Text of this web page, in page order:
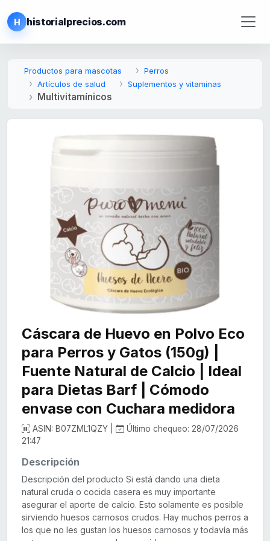
H historialprecios.com
Productos para mascotas
Perros
Artículos de salud
Suplementos y vitaminas
Multivitamínicos
Cáscara de Huevo en Polvo Eco
para Perros y Gatos (150g) |
Fuente Natural de Calcio | Ideal
para Dietas Barf | Cómodo
envase con Cuchara medidora
ASIN: B07ZML1QZY |
Último chequeo: 28/07/2026
21:47
Descripción
Descripción del producto Si está dando una dieta
natural cruda o cocida casera es muy importante
asegurar el aporte de calcio. Esto solamente es posible
sirviendo huesos carnosos crudos. Hay muchos perros a
los que no les gustan los huesos carnosos y todavía más